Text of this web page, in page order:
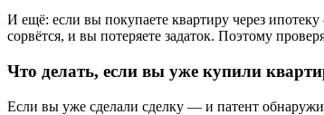
И ещё: если вы покупаете квартиру через
сорвётся, и вы потеряете задаток. Поэтому
Что делать, если вы уже купили
Если вы уже сделали сделку — и патент